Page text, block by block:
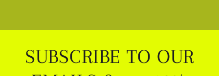
SUBSCRIBE TO OUR